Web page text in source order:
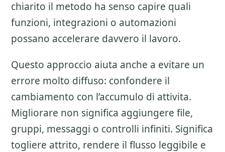
chiarito il metodo ha senso capire quali
funzioni, integrazioni o automazioni
possano accelerare davvero il lavoro.
Questo approccio aiuta anche a evitare un
errore molto diffuso: confondere il
cambiamento con l’accumulo di attivita.
Migliorare non significa aggiungere file,
gruppi, messaggi o controlli infiniti. Significa
togliere attrito, rendere il flusso leggibile e